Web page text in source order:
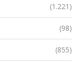
(1.221)
(98)
(855)